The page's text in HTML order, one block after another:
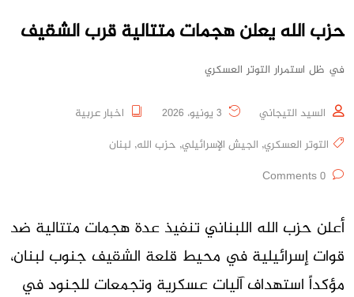
حزب الله يعلن هجمات متتالية قرب الشقيف
في ظل استمرار التوتر العسكري
السيد التيجاني
اخبار عربية
التوتر العسكري, الجيش الإسرائيلي, حزب الله, لبنان
أعلن حزب الله اللبناني تنفيذ عدة هجمات متتالية ضد
قوات إسرائيلية في محيط قلعة الشقيف جنوب لبنان،
مؤكداً استهداف آليات عسكرية وتجمعات للجنود في